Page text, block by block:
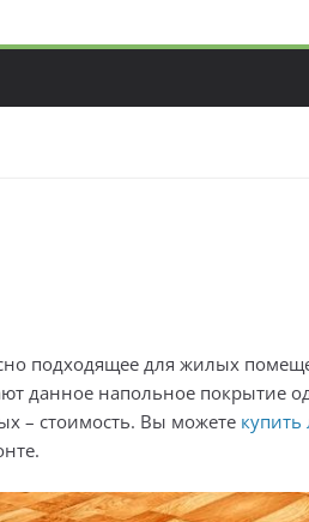
подходящее для жилых
данное напольное покрытие
– стоимость. Вы можете